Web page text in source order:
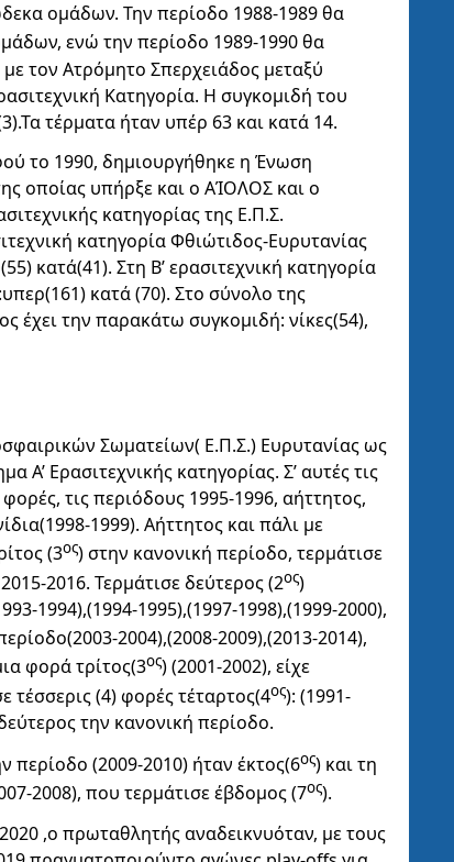
ομάδων. Την περίοδο 1988-1989 θα
ενώ την περίοδο 1989-1990 θα
τον Ατρόμητο Σπερχειάδος μεταξύ
Κατηγορία. Η συγκομιδή του
τέρματα ήταν υπέρ 63 και κατά 14.
το 1990, δημιουργήθηκε η Ένωση
οποίας υπήρξε και ο ΑΊΟΛΟΣ και ο
κατηγορίας της Ε.Π.Σ.
κατηγορία Φθιώτιδος-Ευρυτανίας
κατά(41). Στη Β’ ερασιτεχνική κατηγορία
κατά (70). Στο σύνολο της
έχει την παρακάτω συγκομιδή: νίκες(54),
Σωματείων( Ε.Π.Σ.) Ευρυτανίας ως
Ερασιτεχνικής κατηγορίας. Σ’ αυτές τις
τις περιόδους 1995-1996, αήττητος,
1999). Αήττητος και πάλι με
(3ος) στην κανονική περίοδο, τερμάτισε
2016. Τερμάτισε δεύτερος (2ος)
1994),(1994-1995),(1997-1998),(1999-2000),
2004),(2008-2009),(2013-2014),
φορά τρίτος(3ος) (2001-2002), είχε
τέσσερις (4) φορές τέταρτος(4ος): (1991-
την κανονική περίοδο.
περίοδο (2009-2010) ήταν έκτος(6ος) και τη
2008), που τερμάτισε έβδομος (7ος).
,ο πρωταθλητής αναδεικνυόταν, με τους